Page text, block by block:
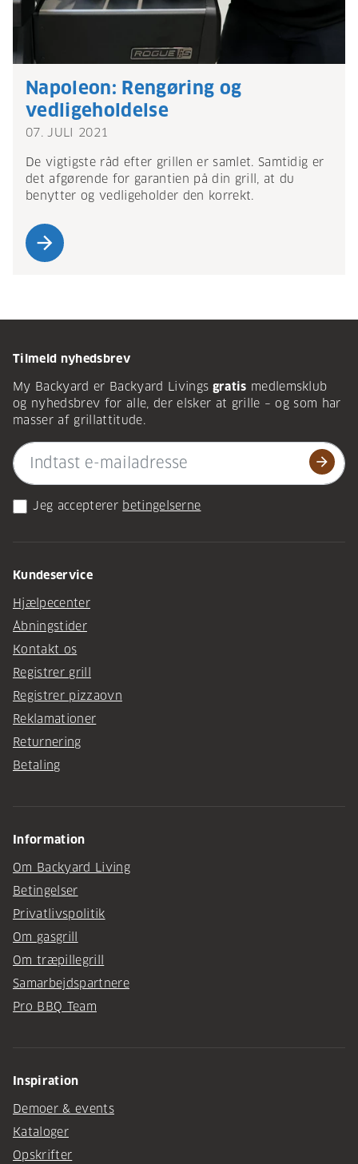
Napoleon: Rengøring og
vedligeholdelse
07. JULI 2021
De vigtigste råd efter grillen er samlet. Samtidig er
det afgørende for garantien på din grill, at du
benytter og vedligeholder den korrekt.
arrow_forward
Tilmeld nyhedsbrev
My Backyard er Backyard Livings gratis medlemsklub
og nyhedsbrev for alle, der elsker at grille – og som har
masser af grillattitude.
arrow_forward
Jeg accepterer betingelserne
Kundeservice
Hjælpecenter
Åbningstider
Kontakt os
Registrer grill
Registrer pizzaovn
Reklamationer
Returnering
Betaling
Information
Om Backyard Living
Betingelser
Privatlivspolitik
Om gasgrill
Om træpillegrill
Samarbejdspartnere
Pro BBQ Team
Inspiration
Demoer & events
Kataloger
Opskrifter